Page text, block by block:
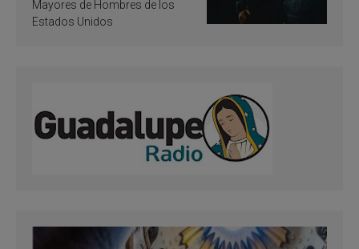
Mayores de Hombres de los
Estados Unidos